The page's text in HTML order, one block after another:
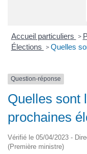
Accueil particuliers >
Élections > Quelles
Question-réponse
Quelles sont
prochaines
Vérifié le 05/04/2023 -
(Première ministre)